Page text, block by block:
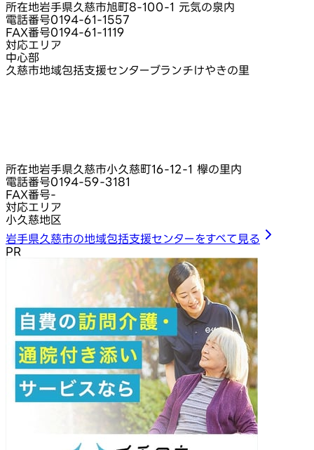
所在地岩手県久慈市旭町8-100-1 元気の泉内
電話番号0194-61-1557
FAX番号0194-61-1119
対応エリア
中心部
久慈市地域包括支援センターブランチけやきの里
所在地岩手県久慈市小久慈町16-12-1 欅の里内
電話番号0194-59-3181
FAX番号-
対応エリア
小久慈地区
岩手県久慈市の地域包括支援センターをすべて見る
PR